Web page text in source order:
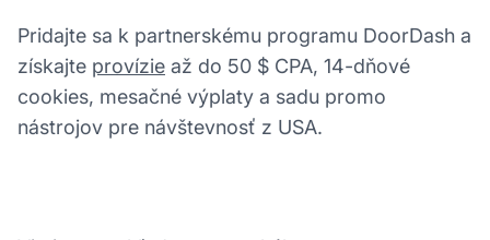
Pridajte sa k partnerskému programu DoorDash a
získajte provízie až do 50 $ CPA, 14-dňové
cookies, mesačné výplaty a sadu promo
nástrojov pre návštevnosť z USA.